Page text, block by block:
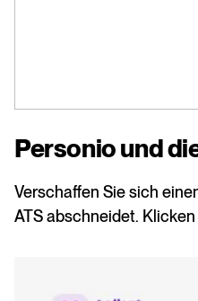
Personio und
Verschaffen Sie sich
ATS abschneidet.